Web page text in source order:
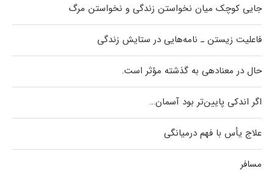
جایی کوچک میان نخواستن زندگی و نخواستن مرگ
فاعلیت زیستن ـ نامه‌هایی در ستایش زندگی
حال در معنادهی به گذشته مؤثر است.
اگر اندکی پایین‌تر بود آسمان…
علاج یأس با فهم درمیانگی
مسافر